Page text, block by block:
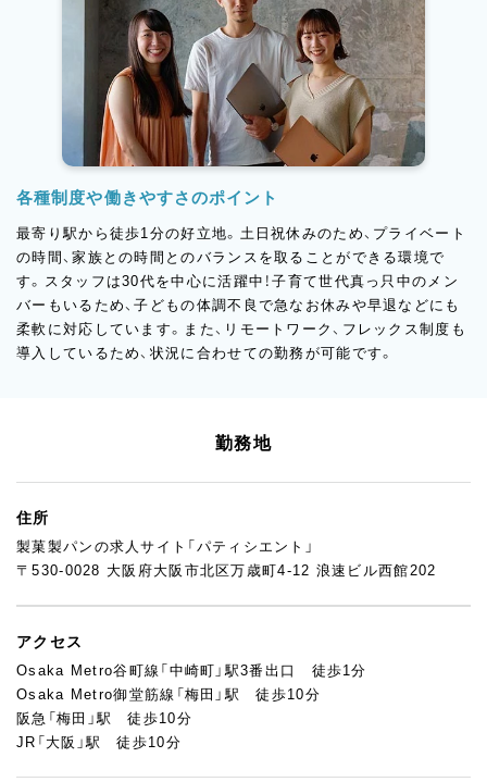
各種制度や働きやすさのポイント
最寄り駅から徒歩1分の好立地。土日祝休みのため、プライベート
の時間、家族との時間とのバランスを取ることができる環境で
す。スタッフは30代を中心に活躍中！子育て世代真っ只中のメン
バーもいるため、子どもの体調不良で急なお休みや早退などにも
柔軟に対応しています。また、リモートワーク、フレックス制度も
導入しているため、状況に合わせての勤務が可能です。
勤務地
住所
製菓製パンの求人サイト「パティシエント」
〒530-0028 大阪府大阪市北区万歳町4-12 浪速ビル西館202
アクセス
Osaka Metro谷町線「中崎町」駅3番出口 徒歩1分
Osaka Metro御堂筋線「梅田」駅 徒歩10分
阪急「梅田」駅 徒歩10分
JR「大阪」駅 徒歩10分